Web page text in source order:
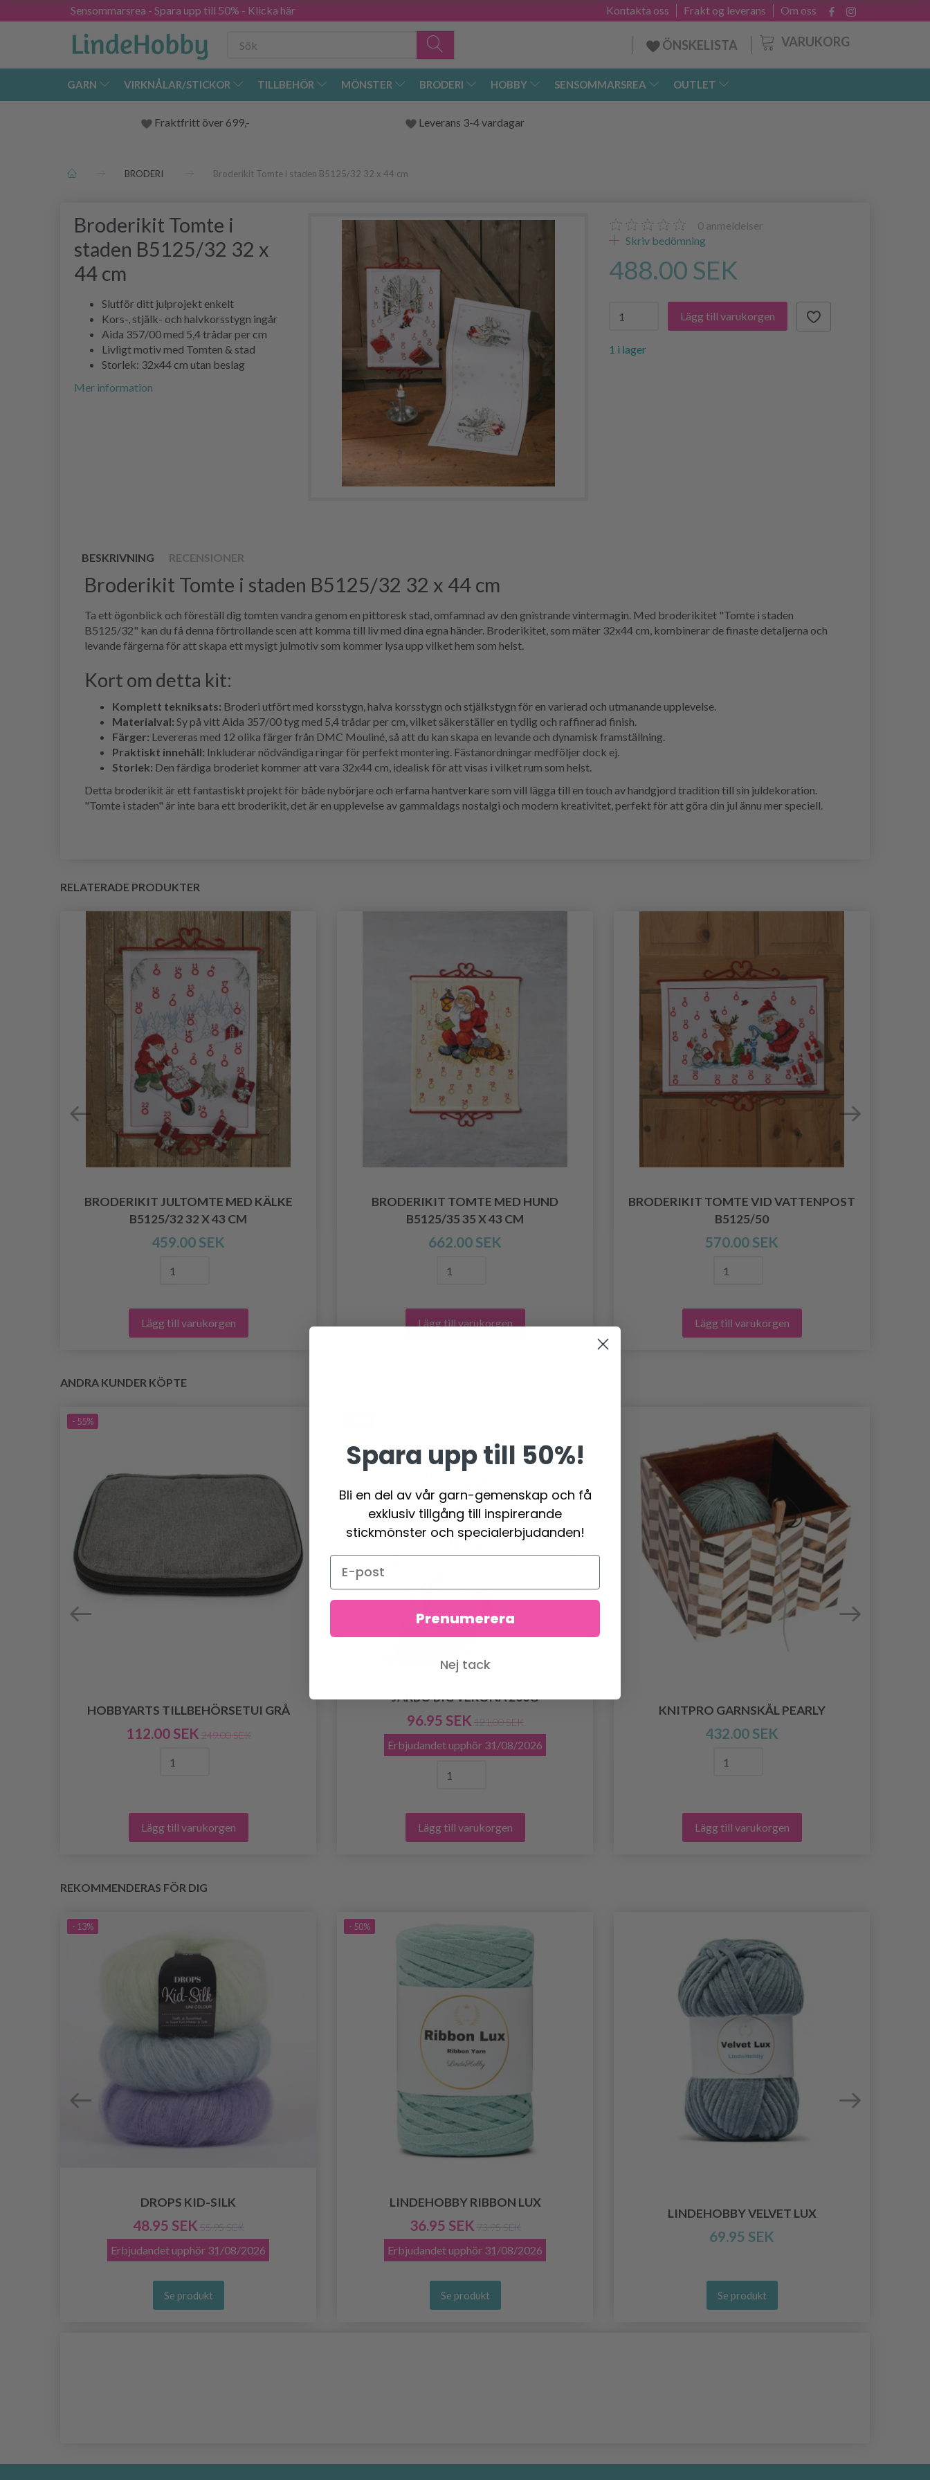
Sensommarsrea - Spara upp till 50% - Klicka här Om oss
Frakt og leverans
Kontakta oss
VARUKORG
ÖNSKELISTA
GARN VIRKNÅLAR/STICKOR TILLBEHÖR MÖNSTER BRODERI HOBBY SENSOMMARSREA OUTLET
Fraktfritt över 699,- Leverans 3-4 vardagar
BRODERI Broderikit Tomte i staden B5125/32 32 x 44 cm
Broderikit Tomte i
staden B5125/32 32 x
44 cm
Slutför ditt julprojekt enkelt
Kors-, stjälk- och halvkorsstygn ingår
Aida 357/00 med 5,4 trådar per cm
Livligt motiv med Tomten & stad
Storlek: 32x44 cm utan beslag
Mer information
0 anmeldelser
Skriv bedömning
488.00 SEK
Lägg till varukorgen
1 i lager
BESKRIVNING RECENSIONER
Broderikit Tomte i staden B5125/32 32 x 44 cm
Ta ett ögonblick och föreställ dig tomten vandra genom en pittoresk stad, omfamnad av den gnistrande vintermagin. Med broderikitet "Tomte i staden
B5125/32" kan du få denna förtrollande scen att komma till liv med dina egna händer. Broderikitet, som mäter 32x44 cm, kombinerar de finaste detaljerna och
levande färgerna för att skapa ett mysigt julmotiv som kommer lysa upp vilket hem som helst.
Kort om detta kit:
Komplett tekniksats: Broderi utfört med korsstygn, halva korsstygn och stjälkstygn för en varierad och utmanande upplevelse.
Materialval: Sy på vitt Aida 357/00 tyg med 5,4 trådar per cm, vilket säkerställer en tydlig och raffinerad finish.
Färger: Levereras med 12 olika färger från DMC Mouliné, så att du kan skapa en levande och dynamisk framställning.
Praktiskt innehåll: Inkluderar nödvändiga ringar för perfekt montering. Fästanordningar medföljer dock ej.
Storlek: Den färdiga broderiet kommer att vara 32x44 cm, idealisk för att visas i vilket rum som helst.
Detta broderikit är ett fantastiskt projekt för både nybörjare och erfarna hantverkare som vill lägga till en touch av handgjord tradition till sin juldekoration.
"Tomte i staden" är inte bara ett broderikit, det är en upplevelse av gammaldags nostalgi och modern kreativitet, perfekt för att göra din jul ännu mer speciell.
RELATERADE PRODUKTER
BRODERIKIT JULTOMTE MED KÄLKE
B5125/32 32 X 43 CM
459.00 SEK
Lägg till varukorgen
BRODERIKIT TOMTE MED HUND
B5125/35 35 X 43 CM
662.00 SEK
Lägg till varukorgen
BRODERIKIT TOMTE VID VATTENPOST
B5125/50
570.00 SEK
Lägg till varukorgen
ANDRA KUNDER KÖPTE
- 55%
HOBBYARTS TILLBEHÖRSETUI GRÅ
112.00 SEK 249.00 SEK
Lägg till varukorgen
JÄRBO BIG VERONA 200G
96.95 SEK 121.00 SEK
Erbjudandet upphör 31/08/2026
Lägg till varukorgen
KNITPRO GARNSKÅL PEARLY
432.00 SEK
Lägg till varukorgen
REKOMMENDERAS FÖR DIG
- 13%
DROPS KID-SILK
48.95 SEK 55.95 SEK
Erbjudandet upphör 31/08/2026
Se produkt
- 50%
LINDEHOBBY RIBBON LUX
36.95 SEK 73.95 SEK
Erbjudandet upphör 31/08/2026
Se produkt
LINDEHOBBY VELVET LUX
69.95 SEK
Se produkt
Spara upp till 50%!
Bli en del av vår garn-gemenskap och få
exklusiv tillgång till inspirerande
stickmönster och specialerbjudanden!
Prenumerera
Nej tack